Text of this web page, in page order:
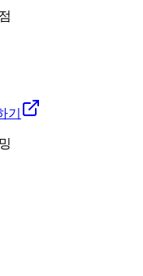
점
기